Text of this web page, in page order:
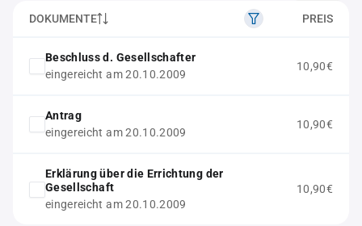
DOKUMENTE PREIS
Beschluss d. Gesellschafter
eingereicht am 20.10.2009
10,90€
Antrag
eingereicht am 20.10.2009
10,90€
Erklärung über die Errichtung der
Gesellschaft
eingereicht am 20.10.2009
10,90€